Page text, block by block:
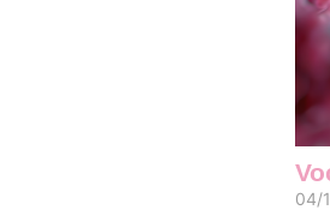
04/